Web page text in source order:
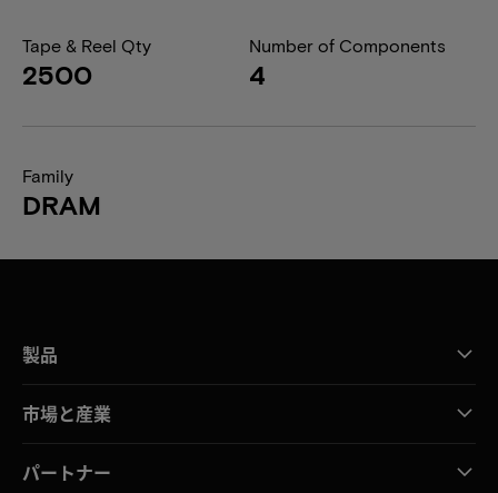
Tape & Reel Qty
2500
Number of Components
4
Family
DRAM
製品
市場と産業
パートナー